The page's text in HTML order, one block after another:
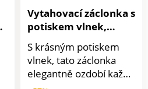
Vytahovací záclonka s
potiskem vlnek,
polyester
S krásným potiskem
vlnek, tato záclonka
elegantně ozdobí každé